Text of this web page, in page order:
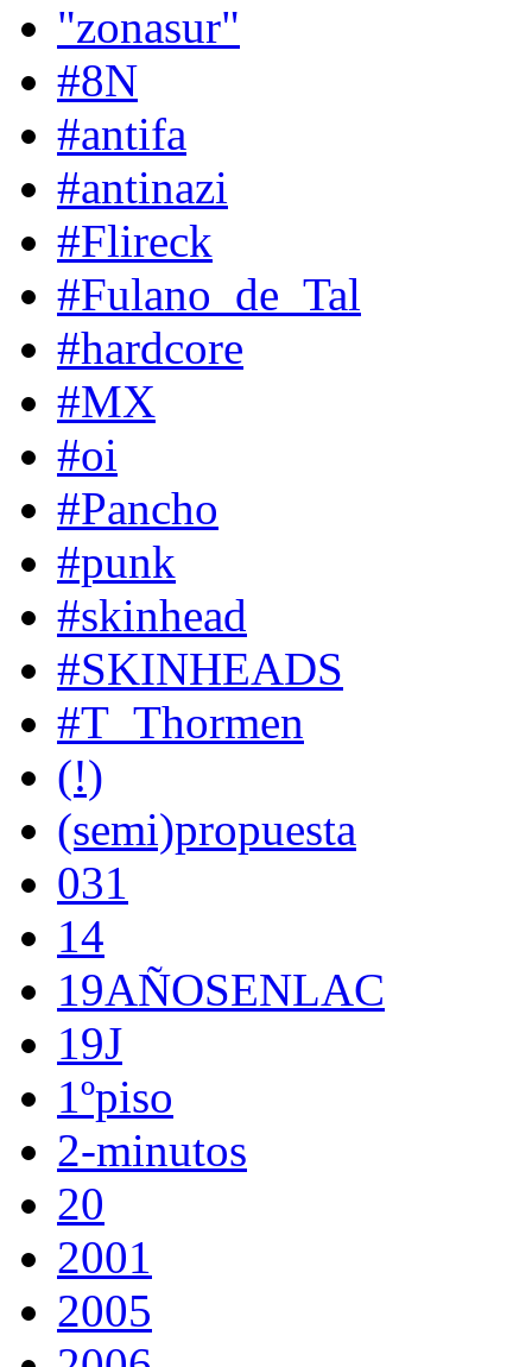
"zonasur"
#8N
#antifa
#antinazi
#Flireck
#Fulano_de_Tal
#hardcore
#MX
#oi
#Pancho
#punk
#skinhead
#SKINHEADS
#T_Thormen
(!)
(semi)propuesta
031
14
19AÑOSENLAC
19J
1ºpiso
2-minutos
20
2001
2005